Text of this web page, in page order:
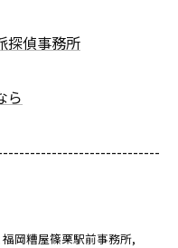
探偵事務所
ら
岡糟屋篠栗駅前事務所